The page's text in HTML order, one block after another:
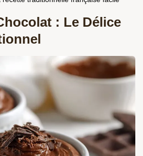
: Le Délice